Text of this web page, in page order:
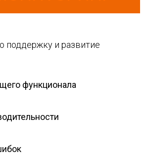
поддержку и развитие
функционала